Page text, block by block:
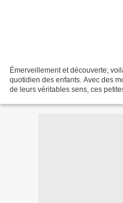
Émerveillement et découverte;
quotidien des enfants. Avec des
de leurs véritables sens, ces